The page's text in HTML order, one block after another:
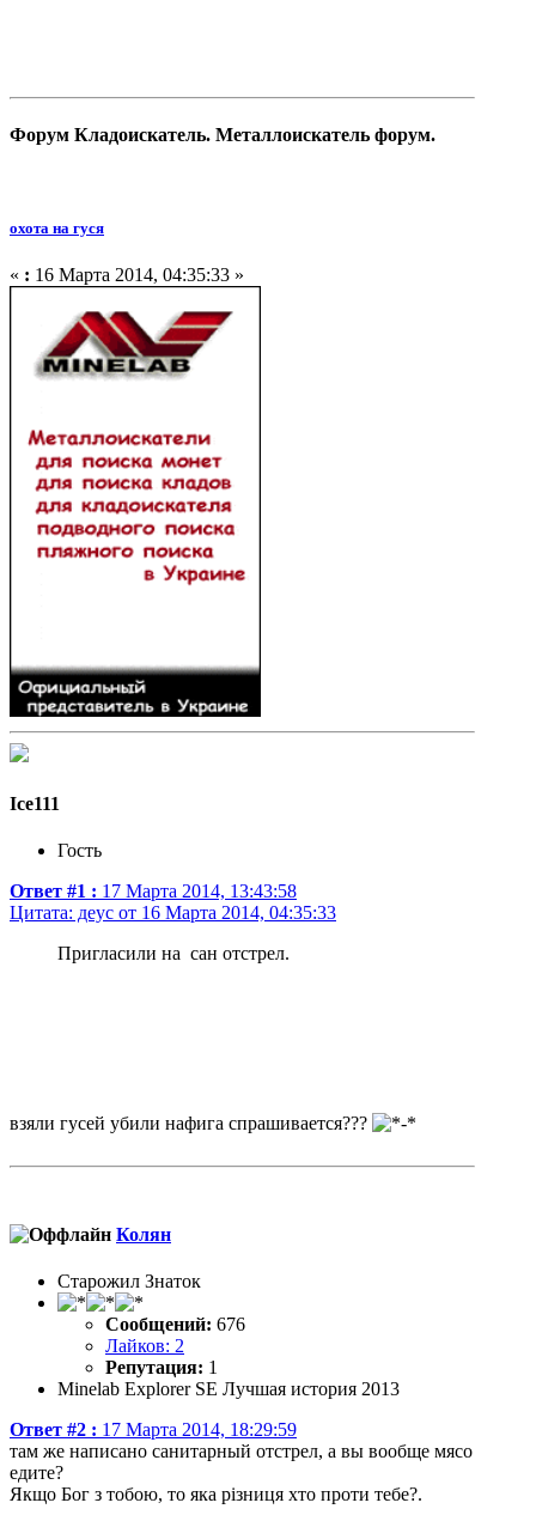
Форум Кладоискатель. Металлоискатель форум.
охота на гуся
« : 16 Марта 2014, 04:35:33 »
Ice111
Гость
Ответ #1 : 17 Марта 2014, 13:43:58
Цитата: деус от 16 Марта 2014, 04:35:33
Пригласили на сан отстрел.
взяли гусей убили нафига спрашивается???
Колян
Старожил Знаток
Сообщений: 676
Лайков: 2
Репутация: 1
Minelab Explorer SE Лучшая история 2013
Ответ #2 : 17 Марта 2014, 18:29:59
там же написано санитарный отстрел, а вы вообще мясо
едите?
Якщо Бог з тобою, то яка різниця хто проти тебе?.